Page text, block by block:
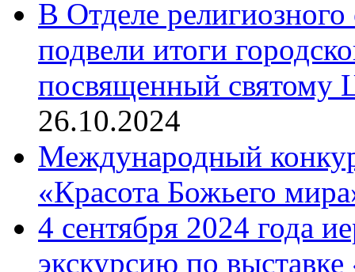
В Отделе религиозного
подвели итоги
посвященный святому
26.10.2024
Международный
«Красота Божьего
4 сентября 2024 года
экскурсию по